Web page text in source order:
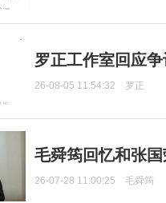
罗正工作室回应
26-08-05 11:54:32 罗正
毛舜筠回忆和张
26-07-28 11:00:25 毛舜筠